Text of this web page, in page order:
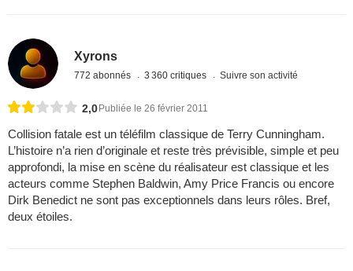
Xyrons
772 abonnés 3 360 critiques Suivre son activité
2,0Publiée le 26 février 2011
Collision fatale est un téléfilm classique de Terry Cunningham.
L’histoire n’a rien d’originale et reste très prévisible, simple et peu
approfondi, la mise en scène du réalisateur est classique et les
acteurs comme Stephen Baldwin, Amy Price Francis ou encore
Dirk Benedict ne sont pas exceptionnels dans leurs rôles. Bref,
deux étoiles.